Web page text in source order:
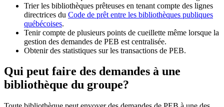
Trier les bibliothèques prêteuses en tenant compte des lignes
directrices du Code de prêt entre les bibliothèques publiques
québécoises.
Tenir compte de plusieurs points de cueillette même lorsque la
gestion des demandes de PEB est centralisée.
Obtenir des statistiques sur les transactions de PEB.
Qui peut faire des demandes à une
bibliothèque du groupe?